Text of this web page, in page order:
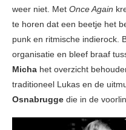
weer niet. Met Once Again
te horen dat een beetje het
punk en ritmische indierock.
organisatie en bleef braaf
Micha het overzicht
traditioneel Lukas en de
Osnabrugge die in de